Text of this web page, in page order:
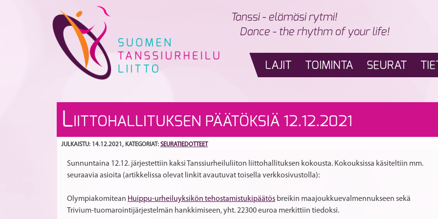
Tanssi - elämäsi rytmi!
Dance - the rhythm of your life!
LAJIT TOIMINTA SEURAT
L IITTOHALLITUKSEN PÄÄTÖKSIÄ 12.12.2021
JULKAISTU: 14.12.2021 , KATEGORIAT: SEURATIEDOTTEET
Sunnuntaina 12.12. järjestettiin kaksi Tanssiurheiluliiton liittohallituksen kokousta. Kokouksissa käsiteltiin mm.
seuraavia asioita (artikkelissa olevat linkit avautuvat toisella verkkosivustolla):
Olympiakomitean Huippu-urheiluyksikön tehostamistukipäätös breikin maajoukkuevalmennukseen sekä
Trivium-tuomarointijärjestelmän hankkimiseen, yht. 22300 euroa merkittiin tiedoksi.